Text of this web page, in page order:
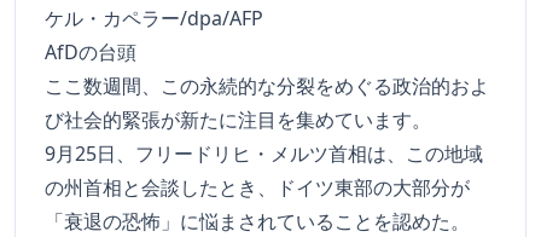
ケル・カペラー/dpa/AFP
AfDの台頭
ここ数週間、この永続的な分裂をめぐる政治的およ
び社会的緊張が新たに注目を集めています。
9月25日、フリードリヒ・メルツ首相は、この地域
の州首相と会談したとき、ドイツ東部の大部分が
「衰退の恐怖」に悩まされていることを認めた。